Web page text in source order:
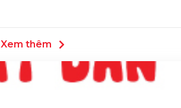
Xem thêm